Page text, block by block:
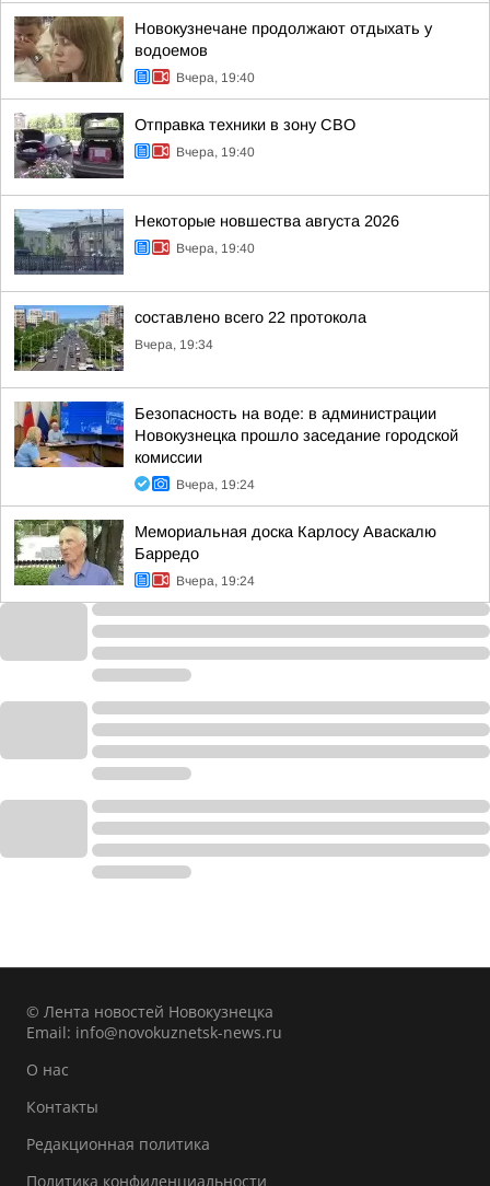
Новокузнечане продолжают отдыхать у
водоемов
Вчера, 19:40
Отправка техники в зону СВО
Вчера, 19:40
Некоторые новшества августа 2026
Вчера, 19:40
составлено всего 22 протокола
Вчера, 19:34
Безопасность на воде: в администрации
Новокузнецка прошло заседание городской
комиссии
Вчера, 19:24
Мемориальная доска Карлосу Аваскалю
Барредо
Вчера, 19:24
© Лента новостей Новокузнецка
Email: info@novokuznetsk-news.ru
О нас
Контакты
Редакционная политика
Политика конфиденциальности